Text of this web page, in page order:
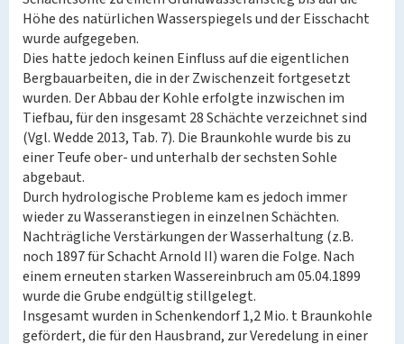
Höhe des natürlichen Wasserspiegels und der Eisschacht
wurde aufgegeben.
Dies hatte jedoch keinen Einfluss auf die eigentlichen
Bergbauarbeiten, die in der Zwischenzeit fortgesetzt
wurden. Der Abbau der Kohle erfolgte inzwischen im
Tiefbau, für den insgesamt 28 Schächte verzeichnet sind
(Vgl. Wedde 2013, Tab. 7). Die Braunkohle wurde bis zu
einer Teufe ober- und unterhalb der sechsten Sohle
abgebaut.
Durch hydrologische Probleme kam es jedoch immer
wieder zu Wasseranstiegen in einzelnen Schächten.
Nachträgliche Verstärkungen der Wasserhaltung (z.B.
noch 1897 für Schacht Arnold II) waren die Folge. Nach
einem erneuten starken Wassereinbruch am 05.04.1899
wurde die Grube endgültig stillgelegt.
Insgesamt wurden in Schenkendorf 1,2 Mio. t Braunkohle
gefördert, die für den Hausbrand, zur Veredelung in einer